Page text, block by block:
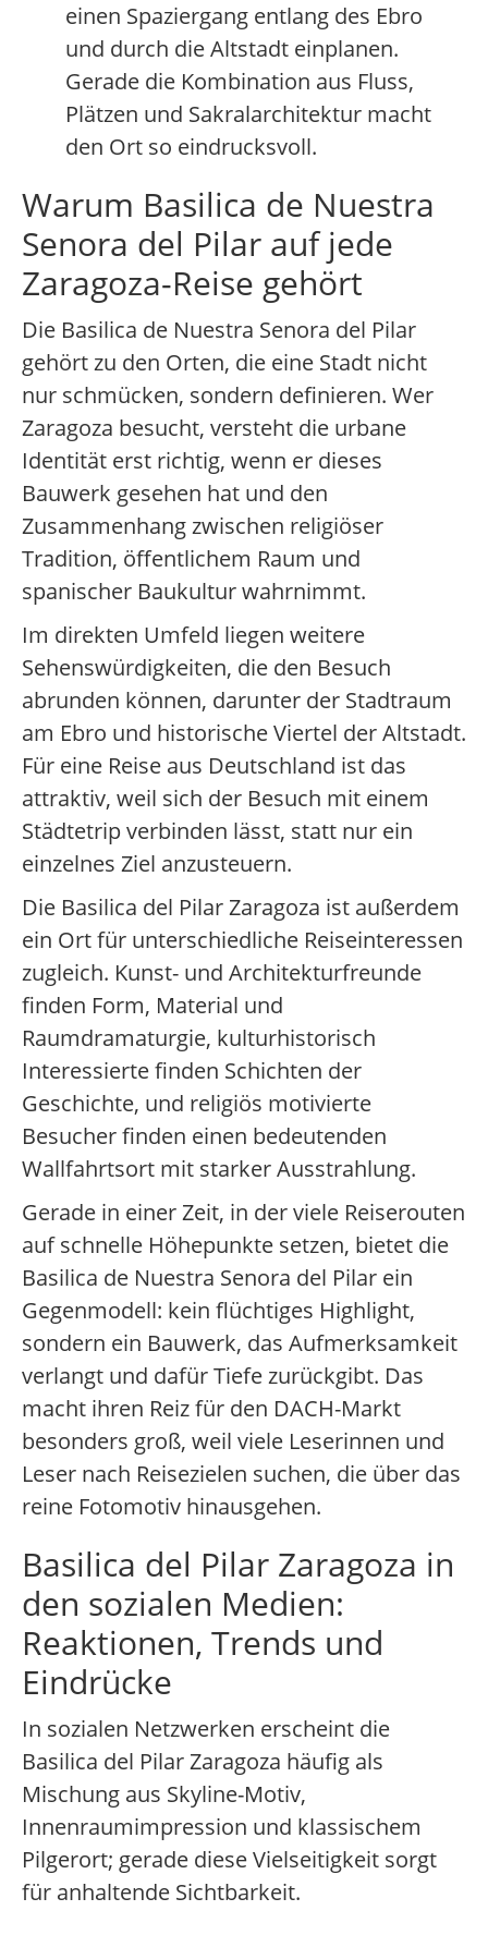
einen Spaziergang entlang des Ebro
und durch die Altstadt einplanen.
Gerade die Kombination aus Fluss,
Plätzen und Sakralarchitektur macht
den Ort so eindrucksvoll.
Warum Basilica de Nuestra
Senora del Pilar auf jede
Zaragoza-Reise gehört
Die Basilica de Nuestra Senora del Pilar
gehört zu den Orten, die eine Stadt nicht
nur schmücken, sondern definieren. Wer
Zaragoza besucht, versteht die urbane
Identität erst richtig, wenn er dieses
Bauwerk gesehen hat und den
Zusammenhang zwischen religiöser
Tradition, öffentlichem Raum und
spanischer Baukultur wahrnimmt.
Im direkten Umfeld liegen weitere
Sehenswürdigkeiten, die den Besuch
abrunden können, darunter der Stadtraum
am Ebro und historische Viertel der Altstadt.
Für eine Reise aus Deutschland ist das
attraktiv, weil sich der Besuch mit einem
Städtetrip verbinden lässt, statt nur ein
einzelnes Ziel anzusteuern.
Die Basilica del Pilar Zaragoza ist außerdem
ein Ort für unterschiedliche Reiseinteressen
zugleich. Kunst- und Architekturfreunde
finden Form, Material und
Raumdramaturgie, kulturhistorisch
Interessierte finden Schichten der
Geschichte, und religiös motivierte
Besucher finden einen bedeutenden
Wallfahrtsort mit starker Ausstrahlung.
Gerade in einer Zeit, in der viele Reiserouten
auf schnelle Höhepunkte setzen, bietet die
Basilica de Nuestra Senora del Pilar ein
Gegenmodell: kein flüchtiges Highlight,
sondern ein Bauwerk, das Aufmerksamkeit
verlangt und dafür Tiefe zurückgibt. Das
macht ihren Reiz für den DACH-Markt
besonders groß, weil viele Leserinnen und
Leser nach Reisezielen suchen, die über das
reine Fotomotiv hinausgehen.
Basilica del Pilar Zaragoza in
den sozialen Medien:
Reaktionen, Trends und
Eindrücke
In sozialen Netzwerken erscheint die
Basilica del Pilar Zaragoza häufig als
Mischung aus Skyline-Motiv,
Innenraumimpression und klassischem
Pilgerort; gerade diese Vielseitigkeit sorgt
für anhaltende Sichtbarkeit.